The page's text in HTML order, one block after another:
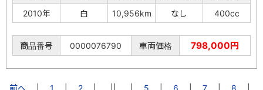
2010年
白 10,956km なし 400cc
商品番号 0000076790 車両価格 798,000円